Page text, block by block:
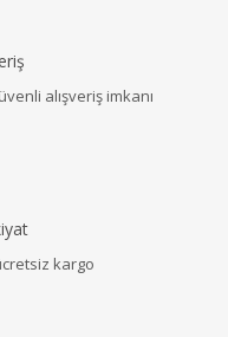
alışveriş imkanı
kargo